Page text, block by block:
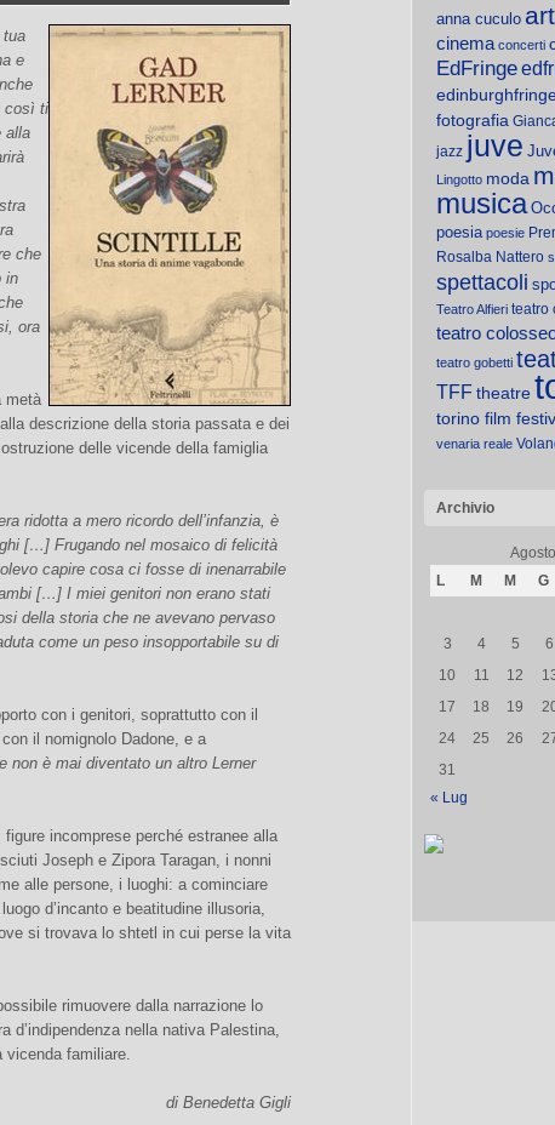
tua
e
così ti
alla
che
in
ora
metà
descrizione della storia passata e dei
delle vicende della famiglia
ridotta a mero ricordo dell’infanzia, è
[…] Frugando nel mosaico di felicità
capire cosa ci fosse di inenarrabile
[…] I miei genitori non erano stati
della storia che ne avevano pervaso
come un peso insopportabile su di
con i genitori, soprattutto con il
il nomignolo Dadone, e a
non è mai diventato un altro Lerner
incomprese perché estranee alla
Joseph e Zipora Taragan, i nonni
alle persone, i luoghi: a cominciare
d’incanto e beatitudine illusoria,
si trovava lo shtetl in cui perse la vita
rimuovere dalla narrazione lo
d’indipendenza nella nativa Palestina,
vicenda familiare.
di Benedetta Gigli
anna cuculo
cinema concerti
EdFringe
fotografia
jazz juve
Lingotto moda
musica
poesia poesie
Rosalba Nattero
spettacoli
Teatro Alfieri teatro
teatro
teatro gobetti
TFFtheatre
torino film
venaria reale
Archivio
L
M M G
3
4 5 6
10
11 12
17
18 19
24
25 26
31
« Lug